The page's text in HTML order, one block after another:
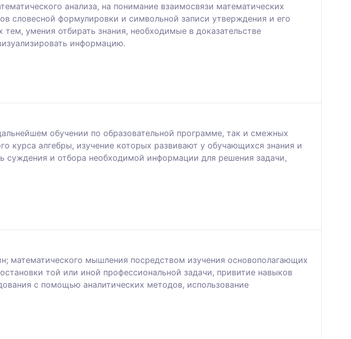
анализа, на понимание взаимосвязи математических
словесной формулировки и символьной записи утверждения и его
умения отбирать знания, необходимые в доказательстве
информацию.
обучении по образовательной программе, так и смежных
курса алгебры, изучение которых развивают у обучающихся знания и
суждения и отбора необходимой информации для решения задачи,
математического мышления посредством изучения основополагающих
той или иной профессиональной задачи, привитие навыков
с помощью аналитических методов, использование